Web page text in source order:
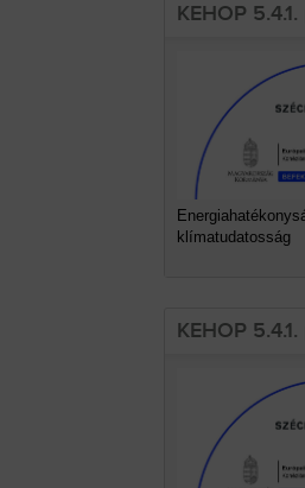
KEHOP
klímatudatosság
KEHOP